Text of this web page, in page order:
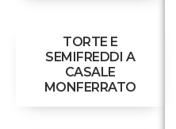
TORTE E
SEMIFREDDI A
CASALE
MONFERRATO